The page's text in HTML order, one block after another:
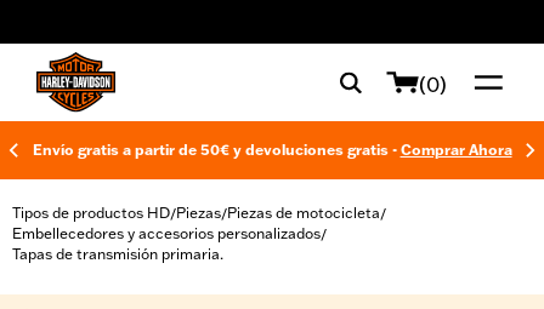
(0)
Envío gratis a partir de 50€ y devoluciones gratis - Comprar Ahora
Tipos de productos HD/Piezas/Piezas de motocicleta/
Embellecedores y accesorios personalizados/
Tapas de transmisión primaria.